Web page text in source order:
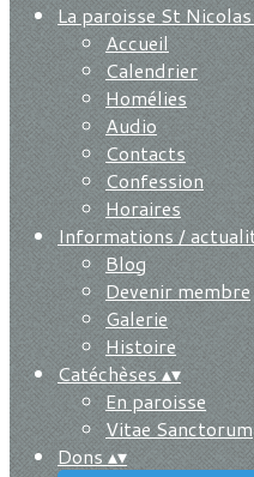
La paroisse St
Accueil
Calendrier
Homélies
Audio
Contacts
Confession
Horaires
Informations /
Blog
Devenir membre
Galerie
Histoire
Catéchèses▴▾
En paroisse
Vitae Sanctorum
Dons▴▾